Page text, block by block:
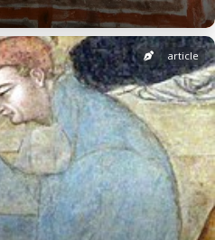
article